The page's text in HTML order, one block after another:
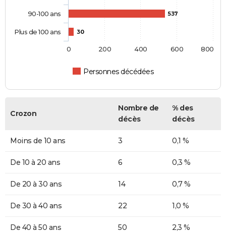
537
30
Personnes décédées
90-100 ans
Plus de 100 ans
0 200 400 600 800
Crozon
Nombre de
décès
% des
décès
Moins de 10 ans 3 0,1 %
De 10 à 20 ans 6 0,3 %
De 20 à 30 ans 14 0,7 %
De 30 à 40 ans 22 1,0 %
De 40 à 50 ans 50 2,3 %